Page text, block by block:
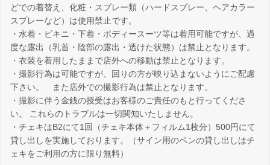
どでの着替え、化粧・スプレー類（ハードスプレー、ヘアカラー
スプレーなど）は使用禁止です。
・水着・ビキニ・下着・ボディースーツ等は着用可能ですが、過
度な露出（乳首・陰部の露出・透けた状態）は禁止となります。
・衣装を着用したままで店外への移動は禁止となります。
・撮影行為は可能ですが、回りの方が映り込まないようにご配慮
下さい。 また店外での撮影行為は禁止となります。
・撮影に伴う金銭の授受はお客様のご責任のもと行ってくださ
い。 これらのトラブルは一切関知いたしません。
・チェキはB2にて1回（チェキ本体＋フィルム1枚分）500円にて
貸し出しを実施しております。（サイン用のペンの貸し出しはチ
ェキをご利用の方に限り無料）